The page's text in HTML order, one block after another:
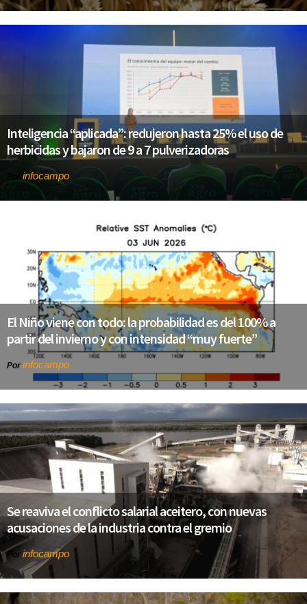
Inteligencia “aplicada”: redujeron hasta 25% el uso de
herbicidas y bajaron de 9 a 7 pulverizadoras
infocampo
El Niño viene con todo: la probabilidad es del 100% a
partir del invierno y con intensidad “muy fuerte”
Por infocampo
Se reaviva el conflicto salarial aceitero, con nuevas
acusaciones de la industria contra el gremio
Por infocampo